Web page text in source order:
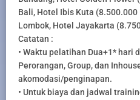
Bali, Hotel Ibis Kuta
Lombok, Hotel Jayakarta
Catatan :
• Waktu pelatihan Dua+1* hari
Perorangan, Group, dan
akomodasi/penginapan.
• Untuk biaya dan jadwal